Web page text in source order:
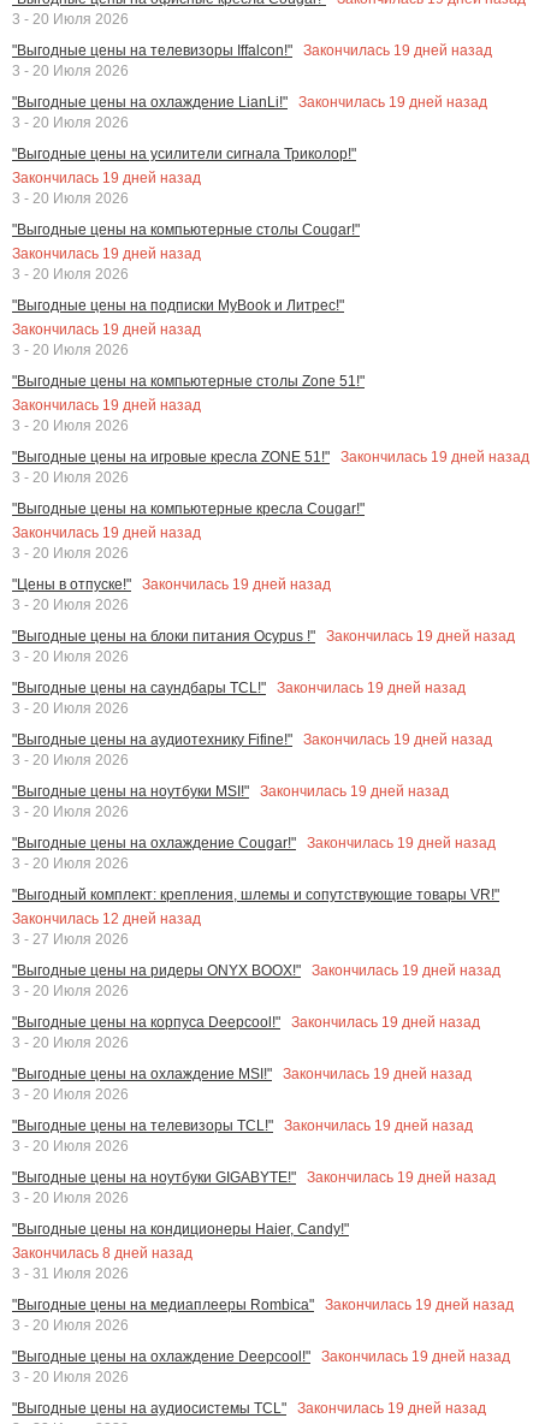
3 - 20 Июля 2026
"Выгодные цены на телевизоры Iffalcon!"
Закончилась 19 дней назад
3 - 20 Июля 2026
"Выгодные цены на охлаждение LianLi!"
Закончилась 19 дней назад
3 - 20 Июля 2026
"Выгодные цены на усилители сигнала Триколор!"
Закончилась 19 дней назад
3 - 20 Июля 2026
"Выгодные цены на компьютерные столы Cougar!"
Закончилась 19 дней назад
3 - 20 Июля 2026
"Выгодные цены на подписки MyBook и Литрес!"
Закончилась 19 дней назад
3 - 20 Июля 2026
"Выгодные цены на компьютерные столы Zone 51!"
Закончилась 19 дней назад
3 - 20 Июля 2026
"Выгодные цены на игровые кресла ZONE 51!"
Закончилась 19 дней назад
3 - 20 Июля 2026
"Выгодные цены на компьютерные кресла Cougar!"
Закончилась 19 дней назад
3 - 20 Июля 2026
"Цены в отпуске!"
Закончилась 19 дней назад
3 - 20 Июля 2026
"Выгодные цены на блоки питания Ocypus !"
Закончилась 19 дней назад
3 - 20 Июля 2026
"Выгодные цены на саундбары TCL!"
Закончилась 19 дней назад
3 - 20 Июля 2026
"Выгодные цены на аудиотехнику Fifine!"
Закончилась 19 дней назад
3 - 20 Июля 2026
"Выгодные цены на ноутбуки MSI!"
Закончилась 19 дней назад
3 - 20 Июля 2026
"Выгодные цены на охлаждение Cougar!"
Закончилась 19 дней назад
3 - 20 Июля 2026
"Выгодный комплект: крепления, шлемы и сопутствующие товары VR!"
Закончилась 12 дней назад
3 - 27 Июля 2026
"Выгодные цены на ридеры ONYX BOOX!"
Закончилась 19 дней назад
3 - 20 Июля 2026
"Выгодные цены на корпуса Deepcool!"
Закончилась 19 дней назад
3 - 20 Июля 2026
"Выгодные цены на охлаждение MSI!"
Закончилась 19 дней назад
3 - 20 Июля 2026
"Выгодные цены на телевизоры TCL!"
Закончилась 19 дней назад
3 - 20 Июля 2026
"Выгодные цены на ноутбуки GIGABYTE!"
Закончилась 19 дней назад
3 - 20 Июля 2026
"Выгодные цены на кондиционеры Haier, Candy!"
Закончилась 8 дней назад
3 - 31 Июля 2026
"Выгодные цены на медиаплееры Rombica"
Закончилась 19 дней назад
3 - 20 Июля 2026
"Выгодные цены на охлаждение Deepcool!"
Закончилась 19 дней назад
3 - 20 Июля 2026
"Выгодные цены на аудиосистемы TCL"
Закончилась 19 дней назад